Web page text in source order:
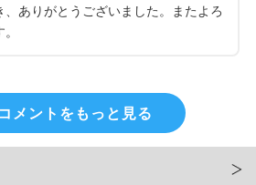
ありがとうございました。またよろ
メントをもっと見る